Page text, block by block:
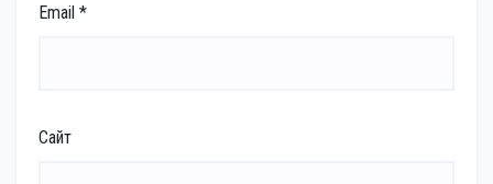
Email *
Сайт